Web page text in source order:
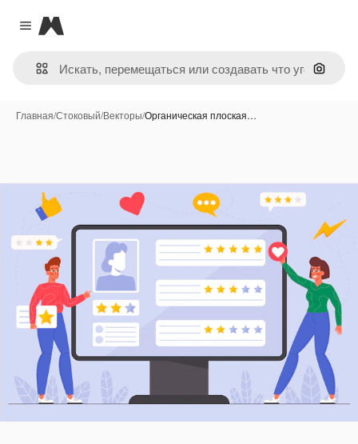
Close menu
Magnific
Поиск
Главная/Стоковый/Векторы/Органическая плоская…